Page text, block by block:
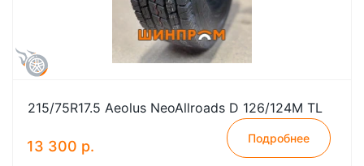
215/75R17.5 Aeolus NeoAllroads D 126/124M TL
13 300 р. Подробнее